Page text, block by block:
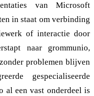
van Microsoft
in staat om verbinding
of interactie door
naar grommunio,
problemen blijven
gespecialiseerde
al een vast onderdeel is